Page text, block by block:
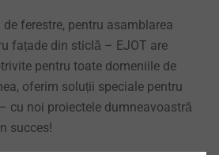
ferestre, pentru asamblarea
fațade din sticlă – EJOT are
pentru toate domeniile de
oferim soluții speciale pentru
cu noi proiectele dumneavoastră
succes!